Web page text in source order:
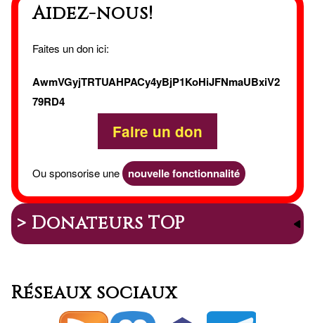
Aidez-nous!
Faites un don ici:
AwmVGyjTRTUAHPACy4yBjP1KoHiJFNmaUBxiV2
79RD4
Faire un don
Ou sponsorise une nouvelle fonctionnalité
> Donateurs TOP
Réseaux sociaux